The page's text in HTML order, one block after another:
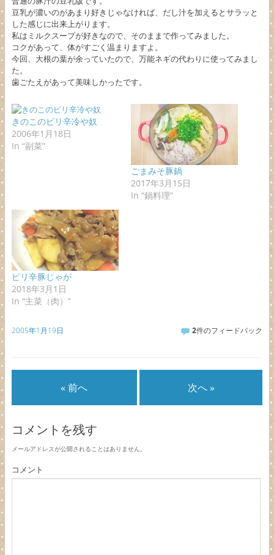
豆乳が濃いのがあまり好きじゃなければ、だし汁を加えるとサラッと
した感じに出来上がります。
私はミルクスープが好きなので、そのままで作ってみました。
コクがあって、体がすごく温まりますよ。
今回、大根の葉が余っていたので、万能ネギの代わりに使ってみまし
た。
歯ごたえがあって美味しかったです。
きのこのピリ辛冷や奴
2006年1月18日
In “副菜”
ごまみそ豚鍋
2017年3月15日
In “鍋料理”
ピリ辛豚じゃが
2018年3月1日
In “主菜（肉）”
2005年1月19日 2件のフィードバック
« 前へ 次へ »
コメントを残す
メールアドレスが公開されることはありません。
コメント